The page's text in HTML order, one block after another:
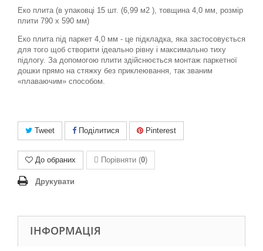
Еко плита (в упаковці 15 шт. (6,99 м2 ), товщина 4,0 мм, розмір
плити 790 x 590 мм)
Еко плита під паркет 4,0 мм - це підкладка, яка застосовується
для того щоб створити ідеально рівну і максимально тиху
підлогу. За допомогою плити здійснюється монтаж паркетної
дошки прямо на стяжку без приклеювання, так званим
«плаваючим» способом.
Tweet Поділитися Pinterest
До обраних Порівняти (0)
Друкувати
ІНФОРМАЦІЯ